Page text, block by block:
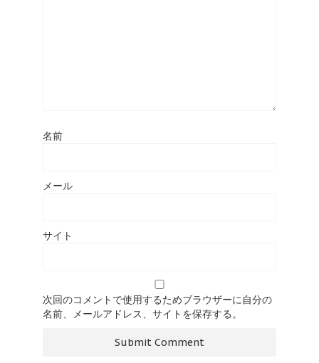
名前
メール
サイト
次回のコメントで使用するためブラウザーに自分の
名前、メールアドレス、サイトを保存する。